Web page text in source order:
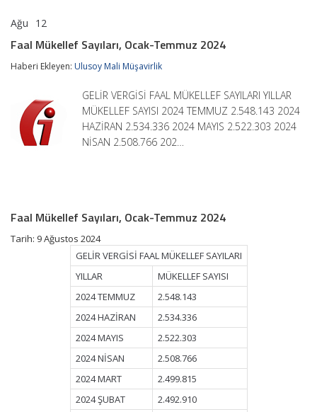
Ağu 12
Sayıları,
Temmuz
Faal Mükellef Sayıları, Ocak-Temmuz 2024
Haberi Ekleyen: Ulusoy Mali Müşavirlik
GELİR VERGİSİ FAAL MÜKELLEF SAYILARI YILLAR
MÜKELLEF SAYISI 2024 TEMMUZ 2.548.143 2024
HAZİRAN 2.534.336 2024 MAYIS 2.522.303 2024
NİSAN 2.508.766 202…
Faal Mükellef Sayıları, Ocak-Temmuz 2024
Tarih: 9 Ağustos 2024
GELİR VERGİSİ FAAL MÜKELLEF SAYILARI
YILLAR
MÜKELLEF SAYISI
2024 TEMMUZ
2.548.143
2024 HAZİRAN
2.534.336
2024 MAYIS
2.522.303
2024 NİSAN
2.508.766
2024 MART
2.499.815
2024 ŞUBAT
2.492.910